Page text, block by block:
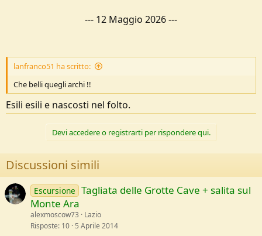
--- 12 Maggio 2026---
lanfranco51 ha scritto:
Che belli quegli archi !!
Esili esili e nascosti nel folto.
Devi accedere o registrarti per rispondere qui.
Discussioni simili
Escursione Tagliata delle Grotte Cave + salita sul
Monte Ara
alexmoscow73
Lazio
Risposte 10 5 Aprile 2014